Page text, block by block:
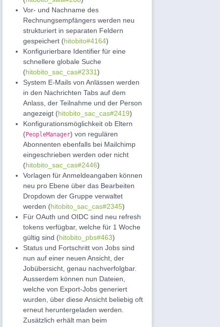
Vor- und Nachname des
Rechnungsempfängers werden neu
strukturiert in separaten Feldern
gespeichert (hitobito#4164)
Konfigurierbare Identifier für eine
schnellere globale Suche
(hitobito_sac_cas#2331)
System E-Mails von Anlässen werden
in den Nachrichten Tabs auf dem
Anlass, der Teilnahme und der Person
angezeigt (hitobito_sac_cas#2419)
Konfigurationsmöglichkeit ob Eltern
(PeopleManager) von regulären
Abonnenten ebenfalls bei Mailchimp
eingeschrieben werden oder nicht
(hitobito_sac_cas#2446)
Vorlagen für Anmeldeangaben können
neu pro Ebene über das Bearbeiten
Dropdown der Gruppe verwaltet
werden (hitobito_sac_cas#2345)
Für OAuth und OIDC sind neu refresh
tokens verfügbar, welche für 1 Woche
gültig sind (hitobito_pbs#463)
Status und Fortschritt von Jobs sind
nun auf einer neuen Ansicht, der
Jobübersicht, genau nachverfolgbar.
Ausserdem können nun Dateien,
welche von Export-Jobs generiert
wurden, über diese Ansicht beliebig oft
erneut heruntergeladen werden.
Zusätzlich erhält man beim